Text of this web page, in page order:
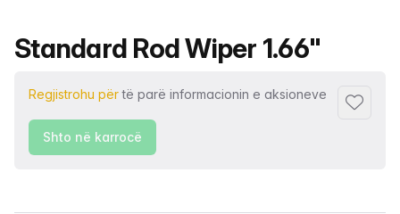
Emri i produktit
Standard Rod Wiper 1.66"
Regjistrohu përtë parë informacionin e aksioneve
Shto
Shto në karrocë